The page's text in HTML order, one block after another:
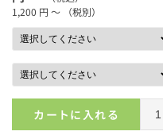
1,200 円 ～ （税別）
カートに入れる